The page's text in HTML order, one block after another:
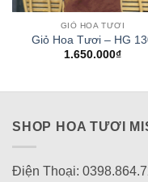
GIỎ HOA TƯƠI
Giỏ Hoa Tươi – HG
1.650.000₫
SHOP HOA TƯƠI
Điện Thoại: